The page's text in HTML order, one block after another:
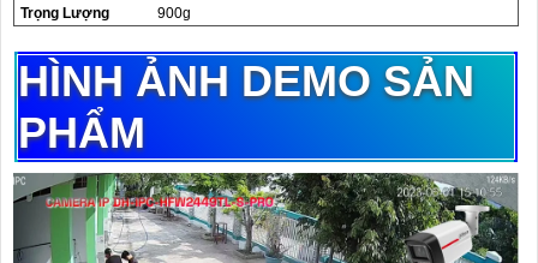
Trọng Lượng
900g
HÌNH ẢNH DEMO SẢN
PHẨM